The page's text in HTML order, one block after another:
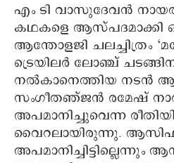
എം ടി വാസുദേവൻ
കഥകളെ ആസ്പദമാക്കി
ആന്തോളജി ചലച്ചിത്രം
ട്രെയിലര്‍ ലോഞ്ച്
നല്‍കാനെത്തിയ നടന്‍
സംഗീതഞ്ജന്‍ രമേഷ്
അപമാനിച്ചുവെന്ന
വൈറലായിരുന്നു.